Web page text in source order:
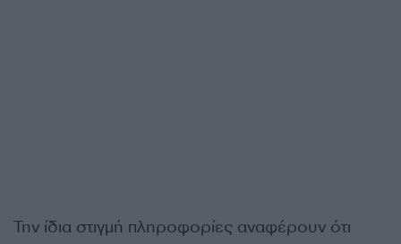
Την ίδια στιγμή πληροφορίες αναφέρουν ότι